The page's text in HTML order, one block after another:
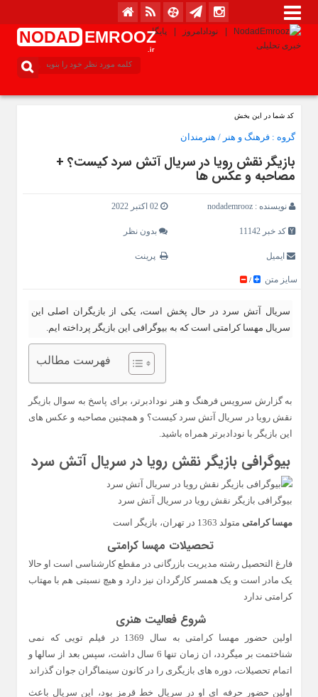
NODAD EMROOZ
.ir
کد شما در این بخش
گروه : فرهنگ و هنر / هنرمندان
بازیگر نقش رویا در سریال آتش سرد کیست؟ +
مصاحبه و عکس ها
نویسنده : nodademrooz 02 اکتبر 2022
کد خبر 11142 بدون نظر
ایمیل پرینت
سایز متن /
سریال آتش سرد در حال پخش است، یکی از بازیگران اصلی این
سریال مهسا کرامتی است که به بیوگرافی این بازیگر پرداخته ایم.
فهرست مطالب
به گزارش سرویس فرهنگ و هنر نودادبرتر، برای پاسخ به سوال بازیگر
نقش رویا در سریال آتش سرد کیست؟ و همچنین مصاحبه و عکس های
این بازیگر با نودادبرتر همراه باشید.
بیوگرافی بازیگر نقش رویا در سریال آتش سرد
بیوگرافی بازیگر نقش رویا در سریال آتش سرد
مهسا کرامتی متولد 1363 در تهران، بازیگر است
تحصیلات مهسا کرامتی
فارغ التحصیل رشته مدیریت بازرگانی در مقطع کارشناسی است او حالا
یک مادر است و یک همسر کارگردان نیز دارد و هیچ نسبتی هم با مهتاب
کرامتی ندارد
شروع فعالیت هنری
اولین حضور مهسا کرامتی به سال 1369 در فیلم تویی که نمی‌
شناختمت بر میگردد، ان زمان تنها 6 سال داشت، سپس بعد از سالها و
اتمام تحصیلات، دوره های بازیگری را در کانون سینماگران جوان گذراند
اولین حضور حرفه ای او در سریال خط قرمز بود، این سریال باعث